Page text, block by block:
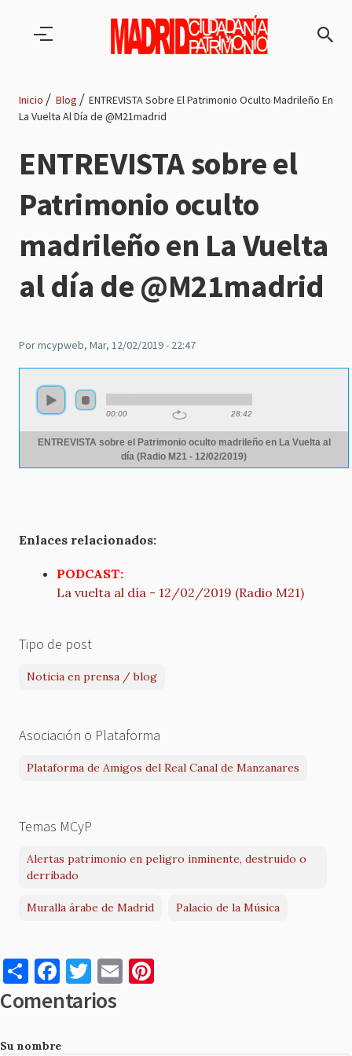
de
navegación
Inicio Blog
ENTREVISTA Sobre El Patrimonio Oculto Madrileño En
La Vuelta Al Día de @M21madrid
ENTREVISTA sobre el
Patrimonio oculto
madrileño en La Vuelta
al día de @M21madrid
Pormcypweb, Mar, 12/02/2019 - 22:47
00:00 28:42
ENTREVISTA sobre el Patrimonio oculto madrileño en La Vuelta al
día (Radio M21 - 12/02/2019)
Enlaces relacionados:
PODCAST:
La vuelta al día - 12/02/2019 (Radio M21)
Tipo de post
Noticia en prensa / blog
Asociación o Plataforma
Plataforma de Amigos del Real Canal de Manzanares
Temas MCyP
Alertas patrimonio en peligro inminente, destruido o
derribado
Muralla árabe de Madrid Palacio de la Música
S
h
ar
e
F
a
c
e
T
w
it
E
m
Comentarios
Su nombre